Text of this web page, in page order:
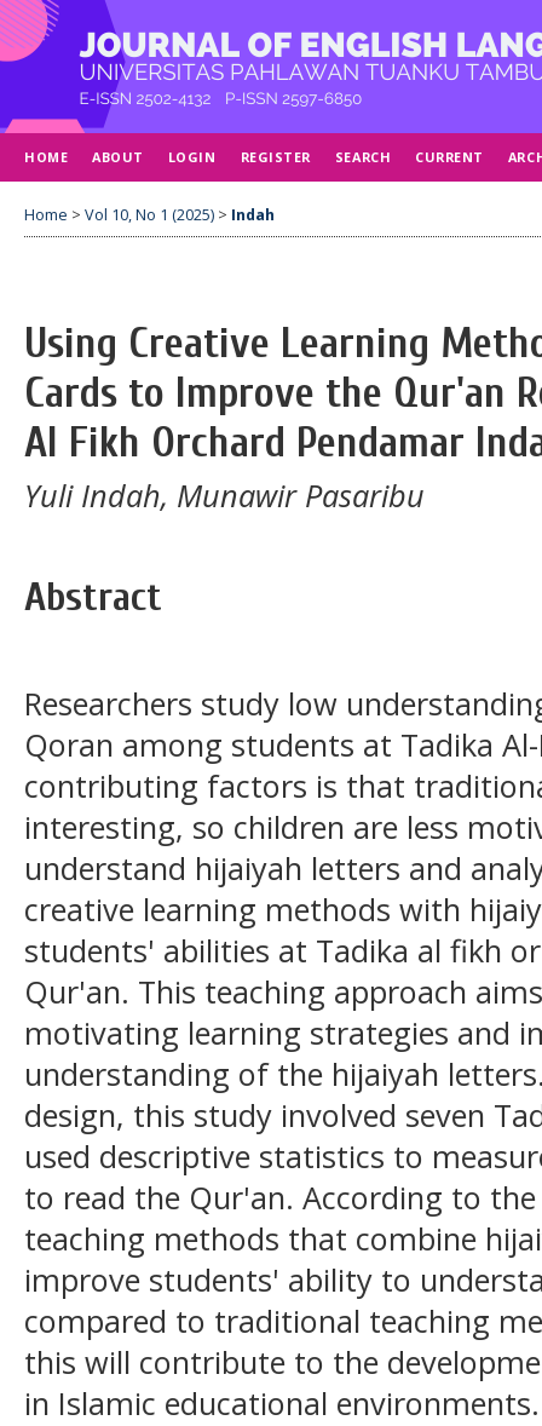
HOME ABOUT LOGIN REGISTER SEARCH CURRENT
Home > Vol 10, No 1 (2025) > Indah
Using Creative Learning
Cards to Improve the Qur'an
Al Fikh Orchard Pendamar
Yuli Indah, Munawir Pasaribu
Abstract
Researchers study low
Qoran among students at Tadika
contributing factors is that
interesting, so children are less
understand hijaiyah letters and
creative learning methods with
students' abilities at Tadika al fikh
Qur'an. This teaching approach
motivating learning strategies and
understanding of the hijaiyah
design, this study involved seven
used descriptive statistics to
to read the Qur'an. According to
teaching methods that combine
improve students' ability to
compared to traditional teaching
this will contribute to the
in Islamic educational environments.